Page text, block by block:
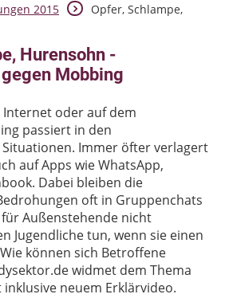
2015
Opfer, Schlampe,
Hurensohn -
Mobbing
Internet oder auf dem
passiert in den
Immer öfter verlagert
auf Apps wie WhatsApp,
Dabei bleiben die
oft in Gruppenchats
Außenstehende nicht
Jugendliche tun, wenn sie einen
können sich Betroffene
widmet dem Thema
neuem Erklärvideo.